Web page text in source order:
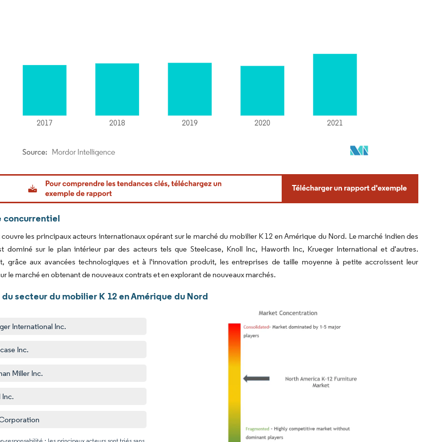
Intelligence. La réutilisation nécessite une attribution sous CC BY 4.0.
concurrentiel
les principaux acteurs internationaux opérant sur le marché du mobilier K 12 en Amérique du Nord. Le marché indien des
dominé sur le plan intérieur par des acteurs tels que Steelcase, Knoll Inc, Haworth Inc, Krueger International et d'autres.
grâce aux avancées technologiques et à l'innovation produit, les entreprises de taille moyenne à petite accroissent leur
le marché en obtenant de nouveaux contrats et en explorant de nouveaux marchés.
secteur du mobilier K 12 en Amérique du Nord
International Inc.
Inc.
Miller Inc.
Inc.